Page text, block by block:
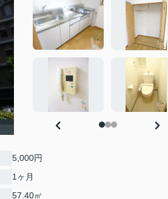
5,000円
1ヶ月
57.40㎡